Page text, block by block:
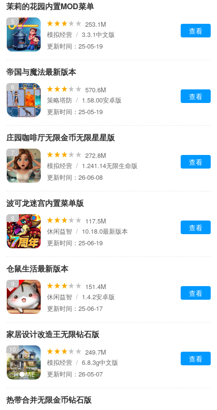
茉莉的花园内置MOD菜单
5
253.1M
模拟经营 / 3.3.1中文版
更新时间：25-05-19
查看
帝国与魔法最新版本
6
570.6M
策略塔防 / 1.58.00安卓版
更新时间：25-05-19
查看
庄园咖啡厅无限金币无限星星版
7
272.8M
模拟经营 / 1.241.14无限生命版
更新时间：26-06-08
查看
波可龙迷宫内置菜单版
8
117.5M
休闲益智 / 10.18.0最新版本
更新时间：25-06-19
查看
仓鼠生活最新版本
9
151.4M
休闲益智 / 1.4.2安卓版
更新时间：25-06-17
查看
家居设计改造王无限钻石版
10
249.7M
模拟经营 / 6.8.3g中文版
更新时间：26-05-07
查看
热带合并无限金币钻石版